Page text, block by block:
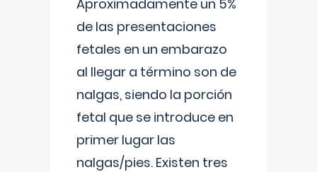
Aproximadamente un 5%
de las presentaciones
fetales en un embarazo
al llegar a término son de
nalgas, siendo la porción
fetal que se introduce en
primer lugar las
nalgas/pies. Existen tres